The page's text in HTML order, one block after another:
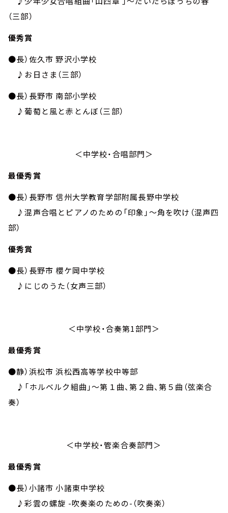
（三部）
優秀賞
●長）佐久市 野沢小学校
♪お日さま（三部）
●長）長野市 南部小学校
♪葡萄と風と赤とんぼ（三部）
＜中学校・合唱部門＞
最優秀賞
●長）長野市 信州大学教育学部附属長野中学校
♪混声合唱とピアノのための「印象」～角を吹け（混声四
部）
優秀賞
●長）長野市 櫻ケ岡中学校
♪にじのうた（女声三部）
＜中学校・合奏第1部門＞
最優秀賞
●静）浜松市 浜松西高等学校中等部
♪「ホルベルク組曲」～第１曲、第２曲、第５曲（弦楽合
奏）
＜中学校・管楽合奏部門＞
最優秀賞
●長）小諸市 小諸東中学校
♪彩雲の螺旋 -吹奏楽のための- （吹奏楽）